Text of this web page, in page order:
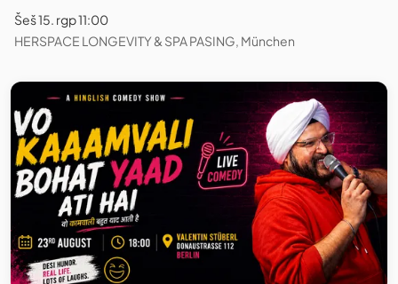
Šeš 15. rgp 11:00
HERSPACE LONGEVITY & SPA PASING, München